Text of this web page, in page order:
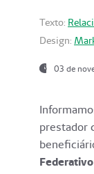
Texto:
Design:
03 de
prestador